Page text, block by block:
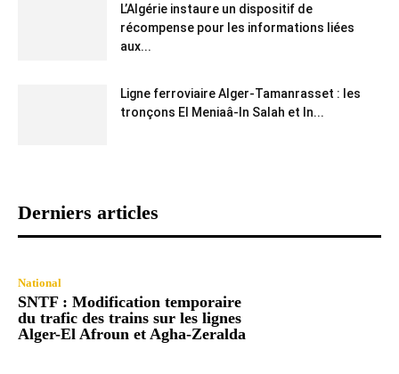
L’Algérie instaure un dispositif de
récompense pour les informations liées
aux...
Ligne ferroviaire Alger-Tamanrasset : les
tronçons El Meniaâ-In Salah et In...
Derniers articles
National
SNTF : Modification temporaire
du trafic des trains sur les lignes
Alger-El Afroun et Agha-Zeralda